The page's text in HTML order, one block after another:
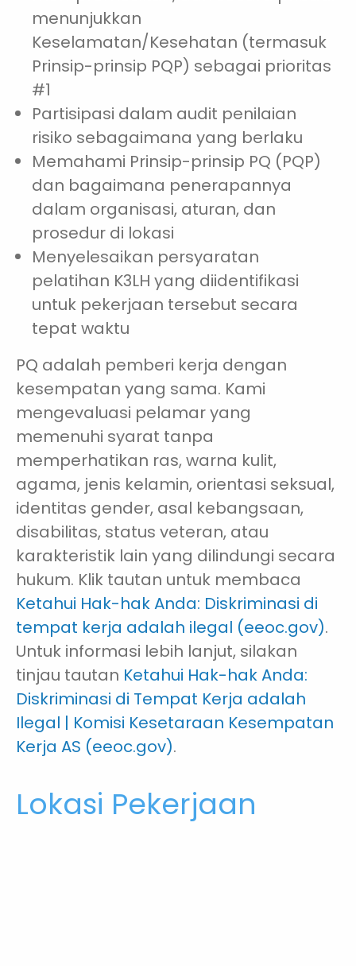
menunjukkan
Keselamatan/Kesehatan (termasuk
Prinsip-prinsip PQP) sebagai prioritas
#1
Partisipasi dalam audit penilaian
risiko sebagaimana yang berlaku
Memahami Prinsip-prinsip PQ (PQP)
dan bagaimana penerapannya
dalam organisasi, aturan, dan
prosedur di lokasi
Menyelesaikan persyaratan
pelatihan K3LH yang diidentifikasi
untuk pekerjaan tersebut secara
tepat waktu
PQ adalah pemberi kerja dengan
kesempatan yang sama. Kami
mengevaluasi pelamar yang
memenuhi syarat tanpa
memperhatikan ras, warna kulit,
agama, jenis kelamin, orientasi seksual,
identitas gender, asal kebangsaan,
disabilitas, status veteran, atau
karakteristik lain yang dilindungi secara
hukum. Klik tautan untuk membaca
Ketahui Hak-hak Anda: Diskriminasi di
tempat kerja adalah ilegal (eeoc.gov).
Untuk informasi lebih lanjut, silakan
tinjau tautan Ketahui Hak-hak Anda:
Diskriminasi di Tempat Kerja adalah
Ilegal | Komisi Kesetaraan Kesempatan
Kerja AS (eeoc.gov).
Lokasi Pekerjaan